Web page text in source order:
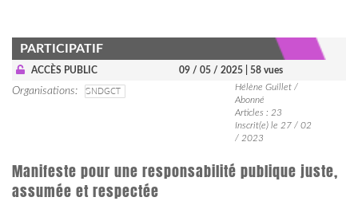
PARTICIPATIF
ACCÈS PUBLIC 09 / 05 / 2025 | 58 vues
Organisations SNDGCT
Hélène Guillet /
Abonné
Articles : 23
Inscrit(e) le 27 / 02
/ 2023
Manifeste pour une responsabilité publique juste,
assumée et respectée